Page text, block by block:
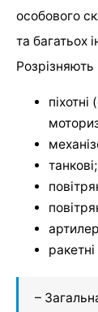
особового
та багатьох
Розрізняють
піхотні
танкові;
–